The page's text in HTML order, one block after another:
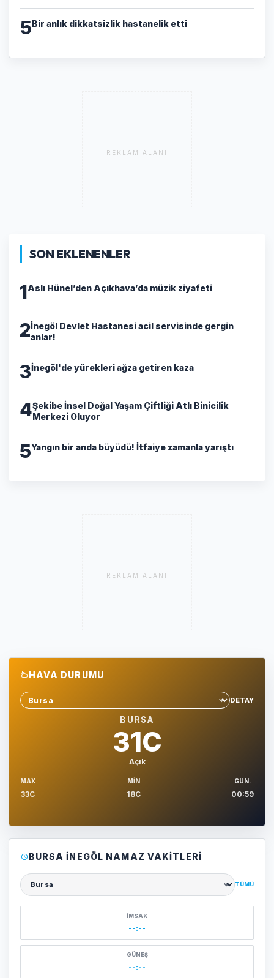
5Bir anlık dikkatsizlik hastanelik etti
REKLAM ALANI
SON EKLENENLER
1Aslı Hünel’den Açıkhava’da müzik ziyafeti
2İnegöl Devlet Hastanesi acil servisinde gergin
anlar!
3İnegöl'de yürekleri ağza getiren kaza
4Şekibe İnsel Doğal Yaşam Çiftliği Atlı Binicilik
Merkezi Oluyor
5Yangın bir anda büyüdü! İtfaiye zamanla yarıştı
REKLAM ALANI
HAVA DURUMU
Sehir sec
DETAY
BURSA
31C
Açık
MAX
33C
MIN
18C
GUN.
00:59
BURSA İNEGÖL NAMAZ VAKITLERI
Şehir seçin
TÜMÜ
İMSAK
--:--
GÜNEŞ
--:--